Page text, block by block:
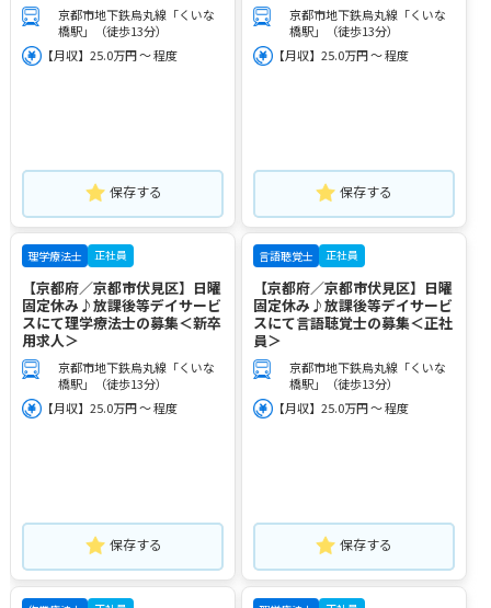
京都市地下鉄烏丸線「くいな
橋駅」（徒歩13分）
【月収】25.0万円 ～ 程度
保存する
京都市地下鉄烏丸線「くいな
橋駅」（徒歩13分）
【月収】25.0万円 ～ 程度
保存する
理学療法士 正社員
【京都府／京都市伏見区】日曜
固定休み♪放課後等デイサービ
スにて理学療法士の募集＜新卒
用求人＞
京都市地下鉄烏丸線「くいな
橋駅」（徒歩13分）
【月収】25.0万円 ～ 程度
保存する
言語聴覚士 正社員
【京都府／京都市伏見区】日曜
固定休み♪放課後等デイサービ
スにて言語聴覚士の募集＜正社
員＞
京都市地下鉄烏丸線「くいな
橋駅」（徒歩13分）
【月収】25.0万円 ～ 程度
保存する